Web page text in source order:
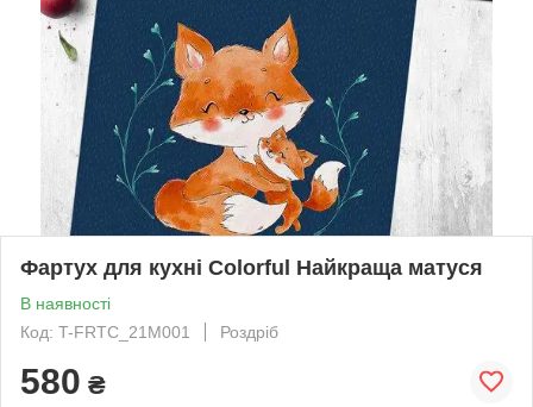
Фартух для кухні Сolorful Найкраща матуся
В наявності
Код: T-FRTC_21M001
Роздріб
580 ₴